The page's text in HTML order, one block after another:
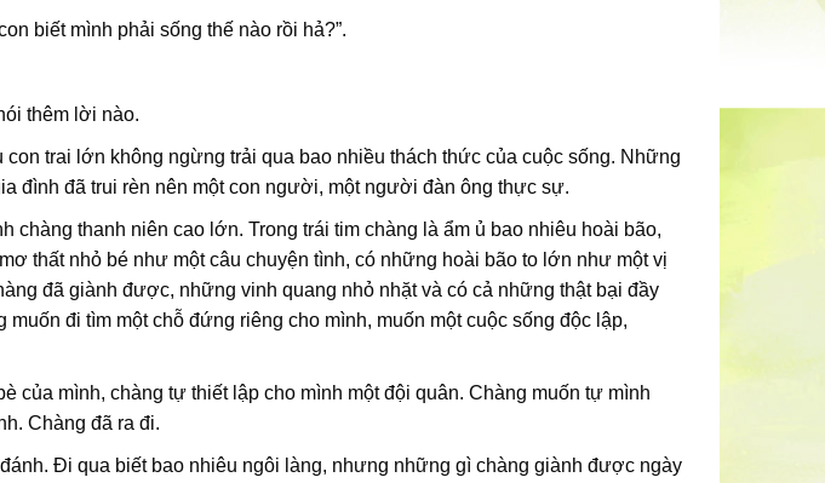
biết mình phải sống thế nào rồi hả?”.
thêm lời nào.
trai lớn không ngừng trải qua bao nhiều thách thức của cuộc sống. Những
đình đã trui rèn nên một con người, một người đàn ông thực sự.
chàng thanh niên cao lớn. Trong trái tim chàng là ẩm ủ bao nhiêu hoài bão,
thất nhỏ bé như một câu chuyện tình, có những hoài bão to lớn như một vị
đã giành được, những vinh quang nhỏ nhặt và có cả những thật bại đầy
muốn đi tìm một chỗ đứng riêng cho mình, muốn một cuộc sống độc lập,
của mình, chàng tự thiết lập cho mình một đội quân. Chàng muốn tự mình
Chàng đã ra đi.
Đi qua biết bao nhiêu ngôi làng, nhưng những gì chàng giành được ngày